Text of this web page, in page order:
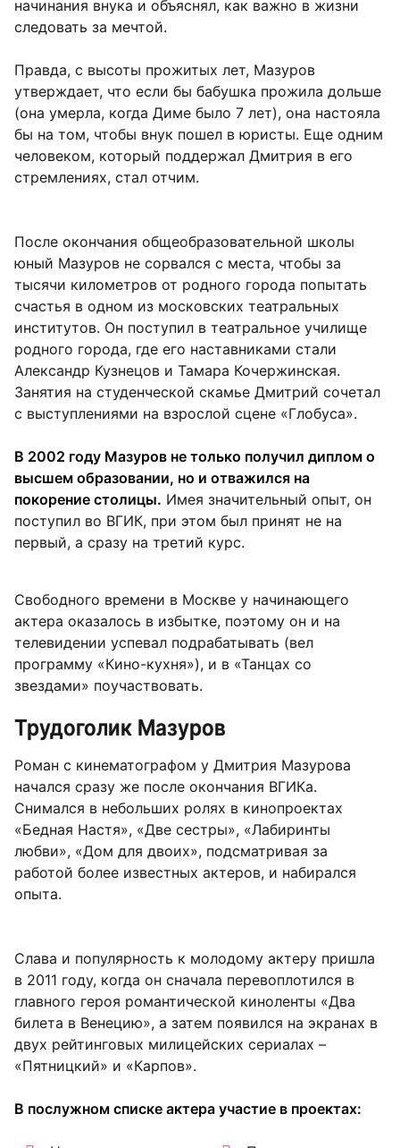
начинания внука и объяснял, как важно в жизни
следовать за мечтой.
Правда, с высоты прожитых лет, Мазуров
утверждает, что если бы бабушка прожила дольше
(она умерла, когда Диме было 7 лет), она настояла
бы на том, чтобы внук пошел в юристы. Еще одним
человеком, который поддержал Дмитрия в его
стремлениях, стал отчим.
После окончания общеобразовательной школы
юный Мазуров не сорвался с места, чтобы за
тысячи километров от родного города попытать
счастья в одном из московских театральных
институтов. Он поступил в театральное училище
родного города, где его наставниками стали
Александр Кузнецов и Тамара Кочержинская.
Занятия на студенческой скамье Дмитрий сочетал
с выступлениями на взрослой сцене «Глобуса».
В 2002 году Мазуров не только получил диплом о
высшем образовании, но и отважился на
покорение столицы. Имея значительный опыт, он
поступил во ВГИК, при этом был принят не на
первый, а сразу на третий курс.
Свободного времени в Москве у начинающего
актера оказалось в избытке, поэтому он и на
телевидении успевал подрабатывать (вел
программу «Кино-кухня»), и в «Танцах со
звездами» поучаствовать.
Трудоголик Мазуров
Роман с кинематографом у Дмитрия Мазурова
начался сразу же после окончания ВГИКа.
Снимался в небольших ролях в кинопроектах
«Бедная Настя», «Две сестры», «Лабиринты
любви», «Дом для двоих», подсматривая за
работой более известных актеров, и набирался
опыта.
Слава и популярность к молодому актеру пришла
в 2011 году, когда он сначала перевоплотился в
главного героя романтической киноленты «Два
билета в Венецию», а затем появился на экранах в
двух рейтинговых милицейских сериалах –
«Пятницкий» и «Карпов».
В послужном списке актера участие в проектах: